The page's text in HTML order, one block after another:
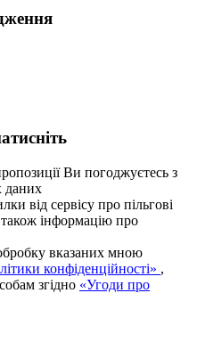
Ви погоджуєтесь з
даних
від сервісу про пільгові
інформацію про
вказаних мною
конфіденційності» ,
згідно «Угоди про